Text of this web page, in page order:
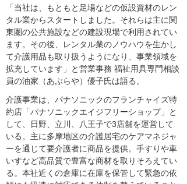
「当社は、もともと足場などの仮設資材のレン
タル業からスタートしました。それらは主に関
東圏の公共施設などの建設現場で利用されてい
ます。その後、レンタル業のノウハウを生かし
て介護用品も取り扱うようになり、事業領域を
拡充しています」と営業事務 福祉用具専門相談
員の油家（あぶらや）優子氏は語る。
介護事業は、パナソニックのフランチャイズ特
約店「パナソニックエイジフリーショップ」と
して、日野、立川、八王子で3店舗を運営して
いる。主に多摩地区の介護居宅のケアマネジャ
ーを通じて要介護者に商品を提供。手すりや車
いすなど高品質で豊富な商材を取りそろえてい
る。本社近くの倉庫に在庫を保管して緊急の依